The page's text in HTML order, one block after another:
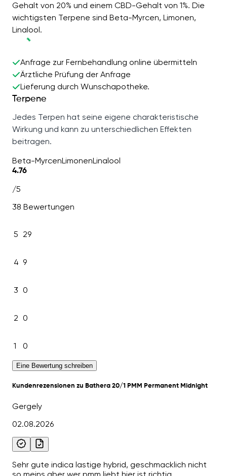
Gehalt von 20% und einem CBD-Gehalt von 1%. Die
wichtigsten Terpene sind Beta-Myrcen, Limonen,
Linalool.
Anfrage zur Fernbehandlung online übermitteln
Ärztliche Prüfung der Anfrage
Lieferung durch Wunschapotheke.
Terpene
Jedes Terpen hat seine eigene charakteristische
Wirkung und kann zu unterschiedlichen Effekten
beitragen.
Beta-MyrcenLimonenLinalool
4.76
/5
38 Bewertungen
5 29
4 9
3 0
2 0
1 0
Eine Bewertung schreiben
Kundenrezensionen zu Bathera 20/1 PMM Permanent Midnight
Gergely
02.08.2026
Sehr gute indica lastige hybrid, geschmacklich nicht